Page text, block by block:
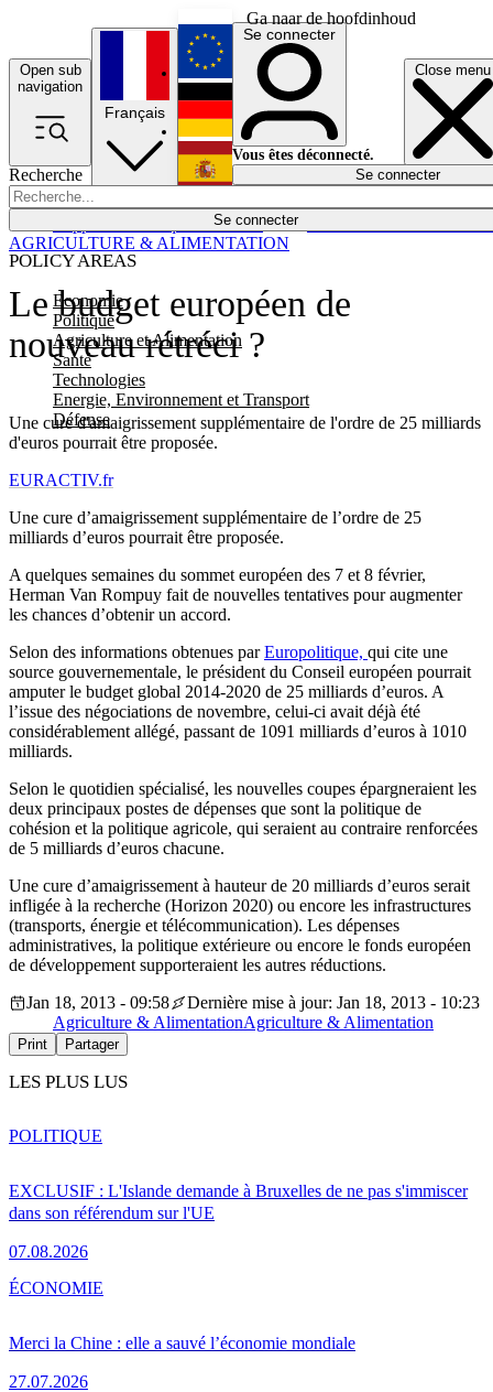
Ga naar de hoofdinhoud
Open sub
navigation
Close menu
Recherche
Se connecter
POLICY AREAS
Economie
Politique
Agriculture et Alimentation
Santé
Technologies
Energie, Environnement et Transport
Défense
Économie
Français
English
Deutsch
Español
Se connecter
Vous êtes déconnecté.
Se connecter
Le budget européen de
nouveau rétréci ?
Une cure d'amaigrissement supplémentaire de l'ordre de 25 milliards
d'euros pourrait être proposée.
AGRICULTURE & ALIMENTATION
EURACTIV.fr
Une cure d’amaigrissement supplémentaire de l’ordre de 25
milliards d’euros pourrait être proposée.
A quelques semaines du sommet européen des 7 et 8 février,
Herman Van Rompuy fait de nouvelles tentatives pour augmenter
les chances d’obtenir un accord.
Selon des informations obtenues parEuropolitique, qui cite une
source gouvernementale, le président du Conseil européen pourrait
amputer le budget global 2014-2020 de 25 milliards d’euros. A
l’issue des négociations de novembre, celui-ci avait déjà été
considérablement allégé, passant de 1091 milliards d’euros à 1010
milliards.
Selon le quotidien spécialisé, les nouvelles coupes épargneraient les
deux principaux postes de dépenses que sont la politique de
cohésion et la politique agricole, qui seraient au contraire renforcées
de 5 milliards d’euros chacune.
Une cure d’amaigrissement à hauteur de 20 milliards d’euros serait
infligée à la recherche (Horizon 2020) ou encore les infrastructures
(transports, énergie et télécommunication). Les dépenses
administratives, la politique extérieure ou encore le fonds européen
de développement supporteraient les autres réductions.
Jan 18, 2013 - 09:58
Dernière mise à jour: Jan 18, 2013 - 10:23
Agriculture & AlimentationAgriculture & Alimentation
Print Partager
LES PLUS LUS
EXCLUSIF : L'Islande demande à Bruxelles de ne pas s'immiscer
dans son référendum sur l'UE
07.08.2026
POLITIQUE
Merci la Chine : elle a sauvé l’économie mondiale
27.07.2026
ÉCONOMIE